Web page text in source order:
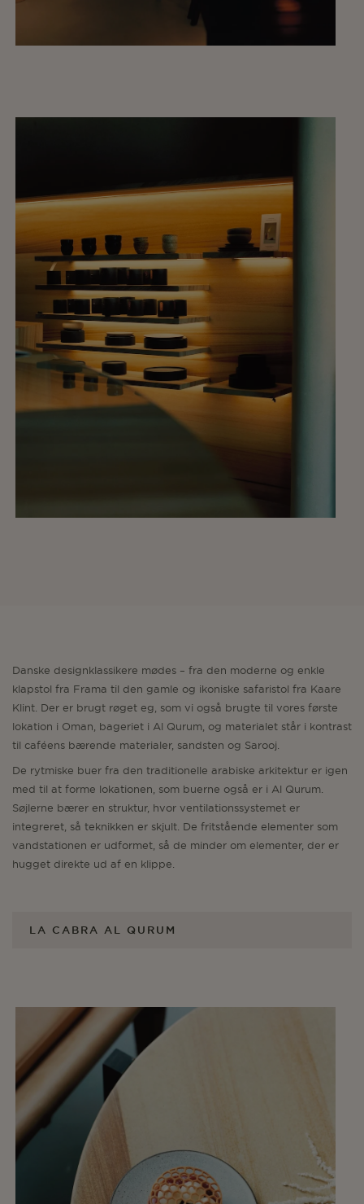
Danske designklassikere mødes – fra den moderne og enkle
klapstol fra Frama til den gamle og ikoniske safaristol fra Kaare
Klint. Der er brugt røget eg, som vi også brugte til vores første
lokation i Oman, bageriet i Al Qurum, og materialet står i kontrast
til caféens bærende materialer, sandsten og Sarooj.
De rytmiske buer fra den traditionelle arabiske arkitektur er igen
med til at forme lokationen, som buerne også er i Al Qurum.
Søjlerne bærer en struktur, hvor ventilationssystemet er
integreret, så teknikken er skjult. De fritstående elementer som
vandstationen er udformet, så de minder om elementer, der er
hugget direkte ud af en klippe.
LA CABRA AL QURUM